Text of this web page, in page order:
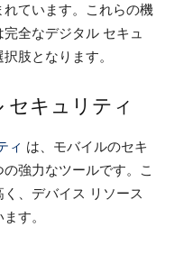
ています。これらの機
全なデジタル セキュ
肢となります。
セキュリティ
ィ は、モバイルのセキ
強力なツールです。こ
、デバイス リソース
す。